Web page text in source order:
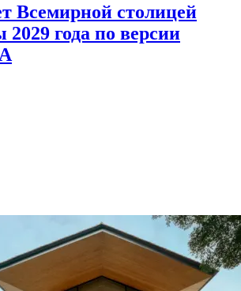
Всемирной столицей
2029 года по версии